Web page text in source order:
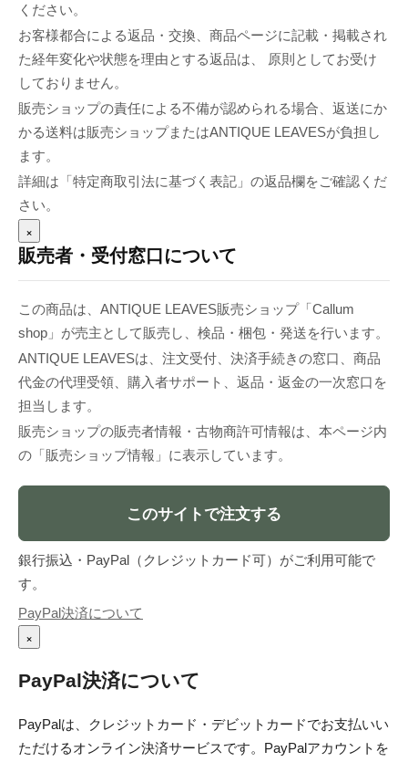
ください。
お客様都合による返品・交換、商品ページに記載・掲載され
た経年変化や状態を理由とする返品は、 原則としてお受け
しておりません。
販売ショップの責任による不備が認められる場合、返送にか
かる送料は販売ショップまたはANTIQUE LEAVESが負担し
ます。
詳細は「特定商取引法に基づく表記」の返品欄をご確認くだ
さい。
×
販売者・受付窓口について
この商品は、ANTIQUE LEAVES販売ショップ「Callum
shop」が売主として販売し、検品・梱包・発送を行います。
ANTIQUE LEAVESは、注文受付、決済手続きの窓口、商品
代金の代理受領、購入者サポート、返品・返金の一次窓口を
担当します。
販売ショップの販売者情報・古物商許可情報は、本ページ内
の「販売ショップ情報」に表示しています。
このサイトで注文する
銀行振込・PayPal（クレジットカード可）がご利用可能で
す。
PayPal決済について
×
PayPal決済について
PayPalは、クレジットカード・デビットカードでお支払いい
ただけるオンライン決済サービスです。PayPalアカウントを